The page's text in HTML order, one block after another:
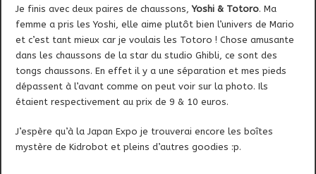
Je finis avec deux paires de chaussons,Yoshi & Totoro. Ma
femme a pris les Yoshi, elle aime plutôt bien l’univers de Mario
et c’est tant mieux car je voulais les Totoro ! Chose amusante
dans les chaussons de la star du studio Ghibli, ce sont des
tongs chaussons. En effet il y a une séparation et mes pieds
dépassent à l’avant comme on peut voir sur la photo. Ils
étaient respectivement au prix de 9 & 10 euros.
J’espère qu’à la Japan Expo je trouverai encore les boîtes
mystère de Kidrobot et pleins d’autres goodies :p.